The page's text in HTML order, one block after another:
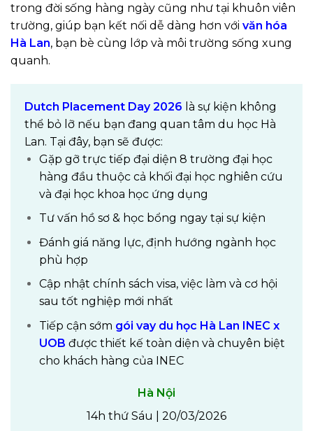
trong đời sống hàng ngày cũng như tại khuôn viên
trường, giúp bạn kết nối dễ dàng hơn với văn hóa
Hà Lan, bạn bè cùng lớp và môi trường sống xung
quanh.
Dutch Placement Day 2026 là sự kiện không
thể bỏ lỡ nếu bạn đang quan tâm du học Hà
Lan. Tại đây, bạn sẽ được:
Gặp gỡ trực tiếp đại diện 8 trường đại học
hàng đầu thuộc cả khối đại học nghiên cứu
và đại học khoa học ứng dụng
Tư vấn hồ sơ & học bổng ngay tại sự kiện
Đánh giá năng lực, định hướng ngành học
phù hợp
Cập nhật chính sách visa, việc làm và cơ hội
sau tốt nghiệp mới nhất
Tiếp cận sớm gói vay du học Hà Lan INEC x
UOB được thiết kế toàn diện và chuyên biệt
cho khách hàng của INEC
Hà Nội
14h thứ Sáu | 20/03/2026